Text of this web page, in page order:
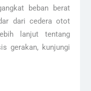
beban berat
dari cedera otot
lanjut tentang
gerakan, kunjungi